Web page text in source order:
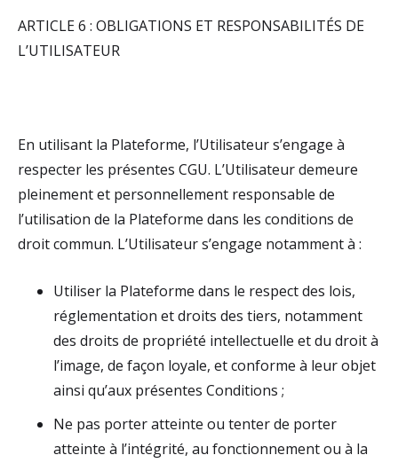
ARTICLE 6 : OBLIGATIONS ET RESPONSABILITÉS DE
L’UTILISATEUR
En utilisant la Plateforme, l’Utilisateur s’engage à
respecter les présentes CGU. L’Utilisateur demeure
pleinement et personnellement responsable de
l’utilisation de la Plateforme dans les conditions de
droit commun. L’Utilisateur s’engage notamment à :
Utiliser la Plateforme dans le respect des lois,
réglementation et droits des tiers, notamment
des droits de propriété intellectuelle et du droit à
l’image, de façon loyale, et conforme à leur objet
ainsi qu’aux présentes Conditions ;
Ne pas porter atteinte ou tenter de porter
atteinte à l’intégrité, au fonctionnement ou à la